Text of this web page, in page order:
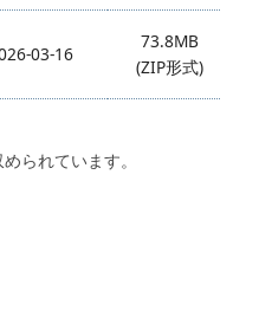
03-16
73.8MB
(ZIP形式)
られています。